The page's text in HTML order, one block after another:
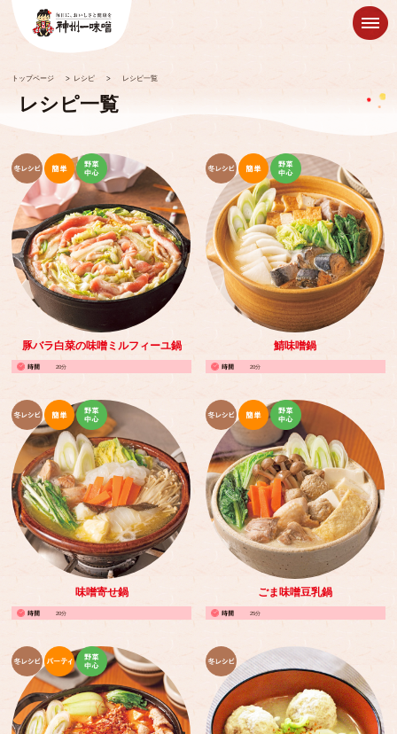
トップページ > レシピ > レシピ一覧
レシピ一覧
豚バラ白菜の味噌ミルフィーユ鍋
20分
鯖味噌鍋
20分
味噌寄せ鍋
20分
ごま味噌豆乳鍋
25分